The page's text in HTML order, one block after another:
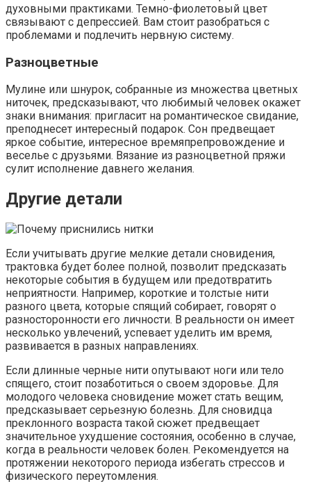
духовными практиками. Темно-фиолетовый цвет
связывают с депрессией. Вам стоит разобраться с
проблемами и подлечить нервную систему.
Разноцветные
Мулине или шнурок, собранные из множества цветных
ниточек, предсказывают, что любимый человек окажет
знаки внимания: пригласит на романтическое свидание,
преподнесет интересный подарок. Сон предвещает
яркое событие, интересное времяпрепровождение и
веселье с друзьями. Вязание из разноцветной пряжи
сулит исполнение давнего желания.
Другие детали
Если учитывать другие мелкие детали сновидения,
трактовка будет более полной, позволит предсказать
некоторые события в будущем или предотвратить
неприятности. Например, короткие и толстые нити
разного цвета, которые спящий собирает, говорят о
разносторонности его личности. В реальности он имеет
несколько увлечений, успевает уделить им время,
развивается в разных направлениях.
Если длинные черные нити опутывают ноги или тело
спящего, стоит позаботиться о своем здоровье. Для
молодого человека сновидение может стать вещим,
предсказывает серьезную болезнь. Для сновидца
преклонного возраста такой сюжет предвещает
значительное ухудшение состояния, особенно в случае,
когда в реальности человек болен. Рекомендуется на
протяжении некоторого периода избегать стрессов и
физического переутомления.